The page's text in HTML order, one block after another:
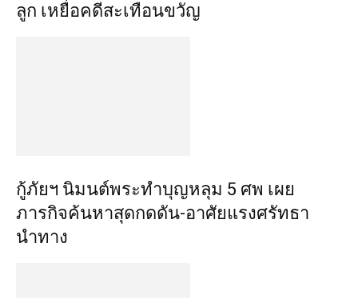
ลูก เหยื่อคดีสะเทือนขวัญ
กู้ภัยฯ นิมนต์พระทำบุญหลุม 5 ศพ เผย
ภารกิจค้นหาสุดกดดัน-อาศัยแรงศรัทธา
นำทาง